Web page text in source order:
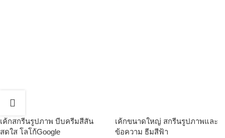
เค้กสกรีนรูปภาพ บีบครีมสีสัน
สดใส โลโก้Google
เค้กขนาดใหญ่ สกรีนรูปภาพและ
ข้อความ ธีมสีฟ้า